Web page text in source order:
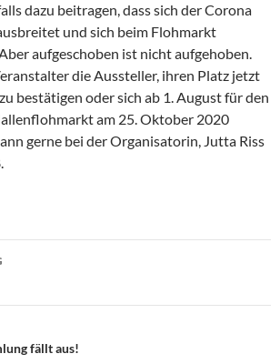
dazu beitragen, dass sich der Corona
und sich beim Flohmarkt
aufgeschoben ist nicht aufgehoben.
die Aussteller, ihren Platz jetzt
bestätigen oder sich ab 1. August für den
am 25. Oktober 2020
gerne bei der Organisatorin, Jutta Riss
fällt aus!